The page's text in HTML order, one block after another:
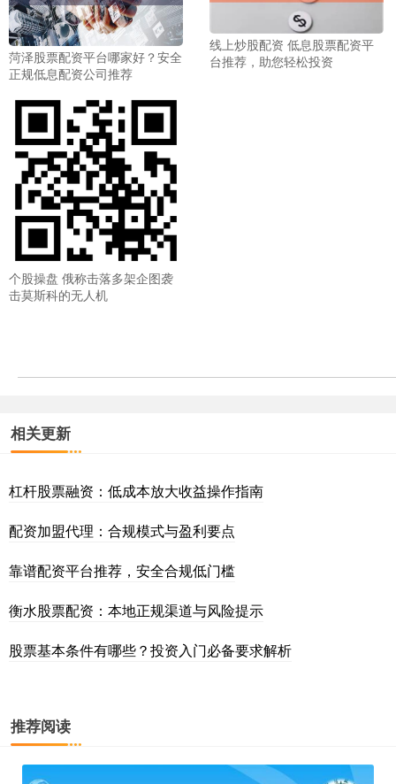
菏泽股票配资平台哪家好？安全
正规低息配资公司推荐
线上炒股配资 低息股票配资平
台推荐，助您轻松投资
个股操盘 俄称击落多架企图袭
击莫斯科的无人机
相关更新
杠杆股票融资：低成本放大收益操作指南
配资加盟代理：合规模式与盈利要点
靠谱配资平台推荐，安全合规低门槛
衡水股票配资：本地正规渠道与风险提示
股票基本条件有哪些？投资入门必备要求解析
推荐阅读